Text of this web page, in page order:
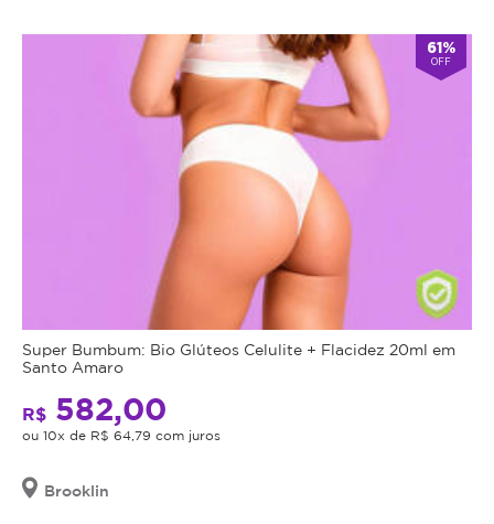
61%
OFF
Super Bumbum: Bio Glúteos Celulite + Flacidez 20ml em
Santo Amaro
R$ 582,00
ou 10x de R$ 64,79 com juros
Brooklin